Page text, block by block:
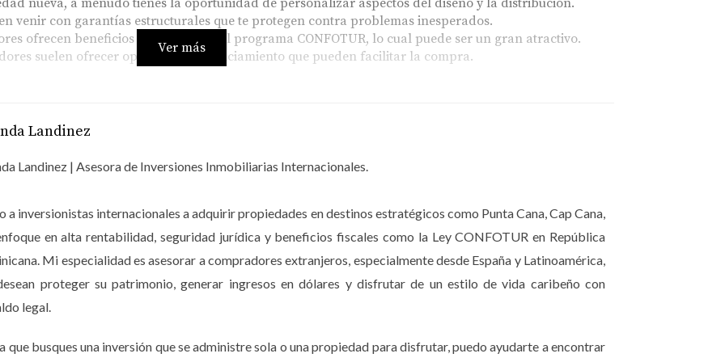
venir con garantías estructurales que te protegen contra problemas inesperados.
ofrecen beneficios fiscales como el programa CONFOTUR, lo cual puede ser un gran atractivo.
suelen ofrecer opciones de financiamiento que pueden facilitar la compra.
llevar tiempo, lo que significa que tendrás que esperar para mudarte.
retrasos debido a factores imprevistos.
no anticipados durante el proceso de construcción.
aquellas que han tenido propietarios anteriores y están disponibles para la venta inmediata.
rápidamente sin esperar a que se complete la construcción.
historial real del inmueble y su valor en el mercado.
Ver más
Landinez
Landinez | Asesora de Inversiones Inmobiliarias Internacionales.
a inversionistas internacionales a adquirir propiedades en destinos estratégicos como Punta Cana, Cap Cana,
en alta rentabilidad, seguridad jurídica y beneficios fiscales como la Ley CONFOTUR en República
Mi especialidad es asesorar a compradores extranjeros, especialmente desde España y Latinoamérica,
proteger su patrimonio, generar ingresos en dólares y disfrutar de un estilo de vida caribeño con
legal.
que busques una inversión que se administre sola o una propiedad para disfrutar, puedo ayudarte a encontrar